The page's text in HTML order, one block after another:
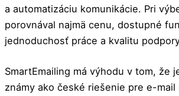
a automatizáciu komunikácie. Pri
porovnával najmä cenu, dostupné
jednoduchosť práce a kvalitu
SmartEmailing má výhodu v tom, že
známy ako české riešenie pre e-